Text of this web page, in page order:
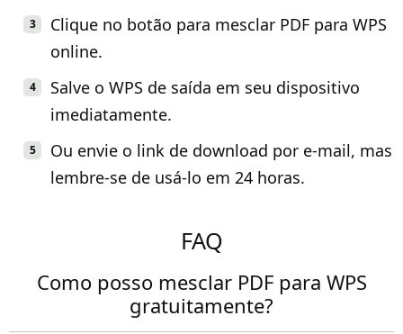
Clique no botão para mesclar PDF para WPS
online.
Salve o WPS de saída em seu dispositivo
imediatamente.
Ou envie o link de download por e-mail, mas
lembre-se de usá-lo em 24 horas.
FAQ
Como posso mesclar PDF para WPS
gratuitamente?